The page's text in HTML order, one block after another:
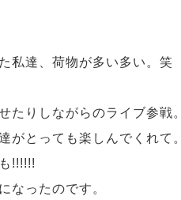
私達、荷物が多い多い。笑
たりしながらのライブ参戦。
がとっても楽しんでくれて。
!!!!!!
なったのです。